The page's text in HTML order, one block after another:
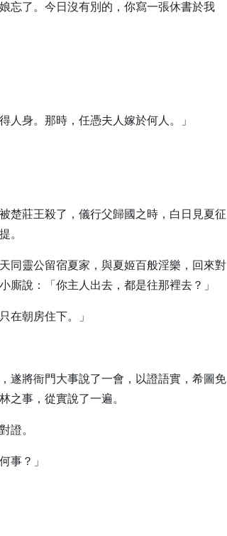
忘了。今日沒有別的，你寫一張休書於我
人身。那時，任憑夫人嫁於何人。」
楚莊王殺了，儀行父歸國之時，白日見夏征
。
同靈公留宿夏家，與夏姬百般淫樂，回來對
廝說：「你主人出去，都是往那裡去？」
在朝房住下。」
遂將衙門大事說了一會，以證語實，希圖免
之事，從實說了一遍。
證。
事？」